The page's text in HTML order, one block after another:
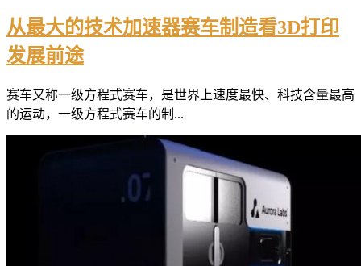
从最大的技术加速器赛车制造看3D打印
发展前途
赛车又称一级方程式赛车，是世界上速度最快、科技含量最高
的运动，一级方程式赛车的制...